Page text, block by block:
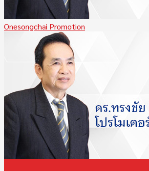
Onesongchai Promotion